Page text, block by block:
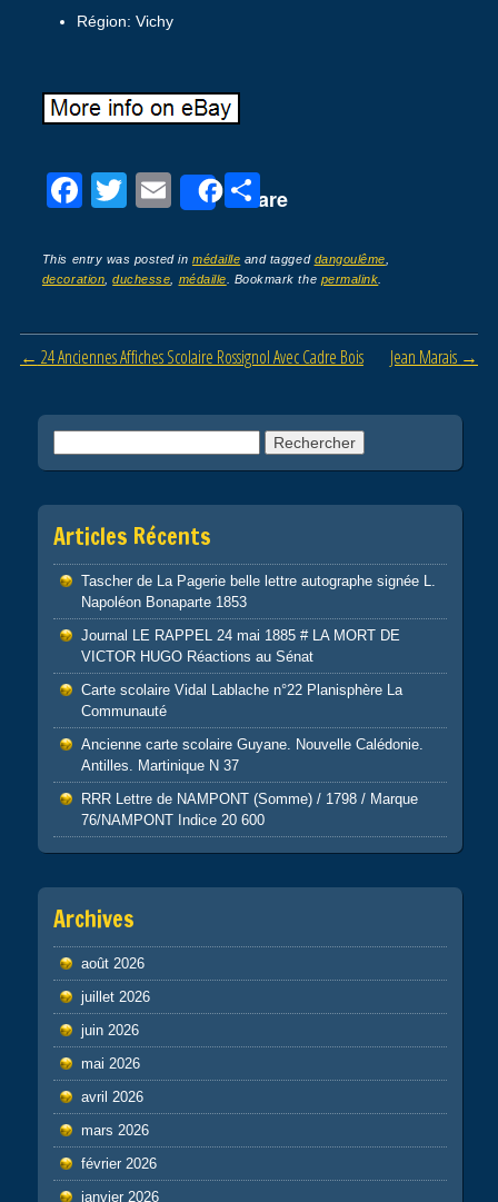
Région: Vichy
F
c
e
b
o
k
T
tt
er
E
ail
Share
P
ta
g
er
This entry was posted inmédaille and tagged dangoulême
decoration ,duchesse médaille . Bookmark the permalink
Post navigation
← 24 Anciennes Affiches Scolaire Rossignol Avec Cadre Bois Jean Marais →
Articles Récents
Tascher de La Pagerie belle lettre autographe signée L.
Napoléon Bonaparte 1853
Journal LE RAPPEL 24 mai 1885 # LA MORT DE
VICTOR HUGO Réactions au Sénat
Carte scolaire Vidal Lablache n°22 Planisphère La
Communauté
Ancienne carte scolaire Guyane. Nouvelle Calédonie.
Antilles. Martinique N 37
RRR Lettre de NAMPONT (Somme) / 1798 / Marque
76/NAMPONT Indice 20 600
Archives
août 2026
juillet 2026
juin 2026
mai 2026
avril 2026
mars 2026
février 2026
janvier 2026